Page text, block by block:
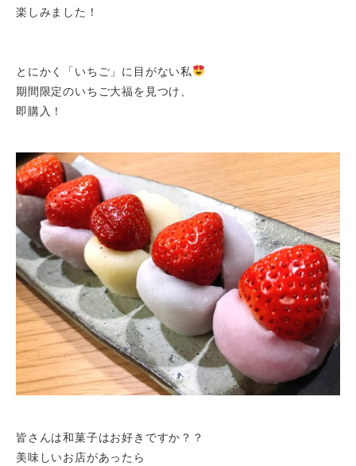
Gallery
Kimono Yuubi
レンタルモール
楽しみました！
とにかく「いちご」に目がない私
期間限定のいちご大福を見つけ、
即購入！
皆さんは和菓子はお好きですか？？
美味しいお店があったら